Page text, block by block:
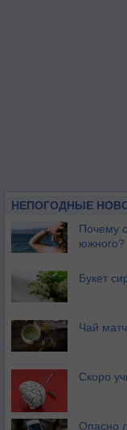
НЕПОГОДНЫЕ
Почему
южного?
Букет
Чай
Скоро
Опасно